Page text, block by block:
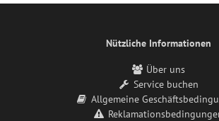
Nützliche Informationen
Über uns
Service buchen
Allgemeine